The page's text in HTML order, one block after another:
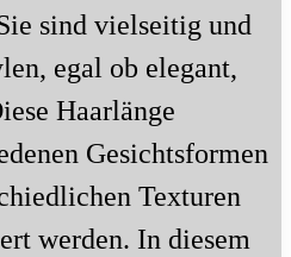
sind vielseitig und
egal ob elegant,
Haarlänge
Gesichtsformen
Texturen
werden. In diesem